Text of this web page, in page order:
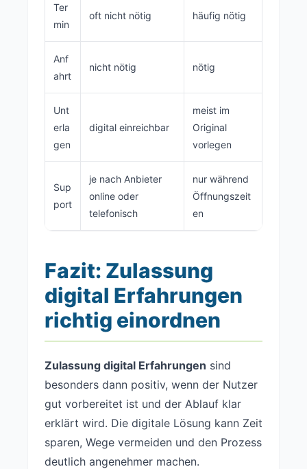
Ter
min
oft nicht nötig häufig nötig
Anf
ahrt
nicht nötig nötig
Unt
erla
gen
digital einreichbar
meist im
Original
vorlegen
Sup
port
je nach Anbieter
online oder
telefonisch
nur während
Öffnungszeit
en
Fazit: Zulassung
digital Erfahrungen
richtig einordnen
Zulassung digital Erfahrungen sind
besonders dann positiv, wenn der Nutzer
gut vorbereitet ist und der Ablauf klar
erklärt wird. Die digitale Lösung kann Zeit
sparen, Wege vermeiden und den Prozess
deutlich angenehmer machen.